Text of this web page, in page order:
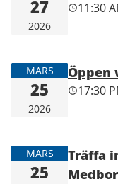
27
2026
11:30
MARS
25
2026
Öppen
17:30
MARS
25
Träffa